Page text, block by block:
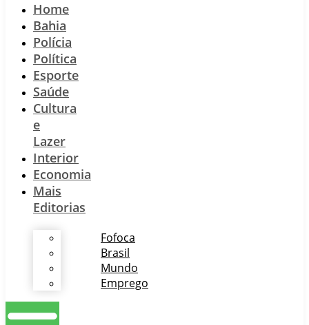
Home
Bahia
Polícia
Política
Esporte
Saúde
Cultura
e
Lazer
Interior
Economia
Mais
Editorias
Fofoca
Brasil
Mundo
Emprego